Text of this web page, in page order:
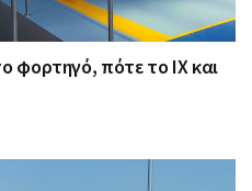
φορτηγό, πότε το ΙΧ και